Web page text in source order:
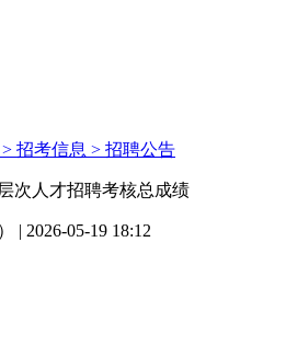
招考信息 > 招聘公告
次人才招聘考核总成绩
| 2026-05-19 18:12